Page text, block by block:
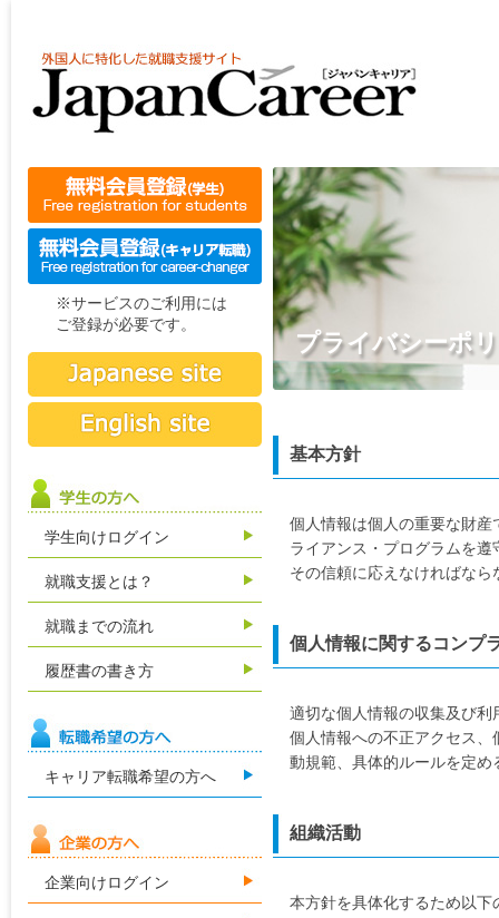
プライバシーポ
基本方針
個人情報は個人の重要な財
ライアンス・プログラムを
その信頼に応えなければなら
個人情報に関するコンプ
適切な個人情報の収集及び
個人情報への不正アクセス
動規範、具体的ルールを定め
組織活動
本方針を具体化するため以下
※サービスのご利用には
ご登録が必要です。
学生向けログイン
就職支援とは？
就職までの流れ
履歴書の書き方
キャリア転職希望の方へ
企業向けログイン